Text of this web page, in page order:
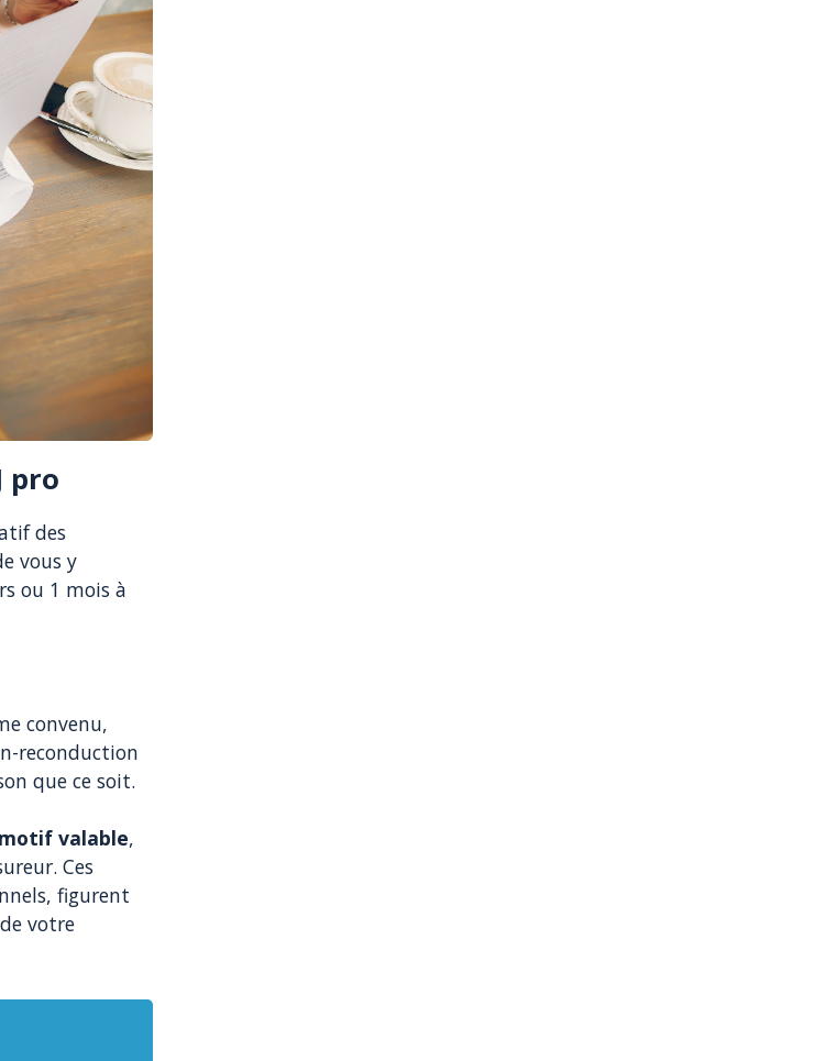
pro
des
vous y
ou 1 mois à
convenu,
reconduction
que ce soit.
valable,
Ces
figurent
votre